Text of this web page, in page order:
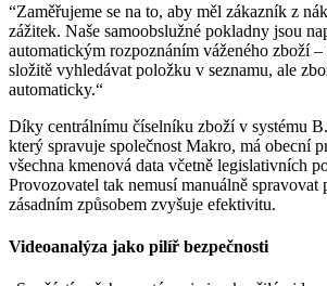
“Zaměřujeme se na to, aby měl zákazník z
zážitek. Naše samoobslužné pokladny jsou
automatickým rozpoznáním váženého zboží
složitě vyhledávat položku v seznamu, ale
automaticky.“
Díky centrálnímu číselníku zboží v systému
který spravuje společnost Makro, má obecní
všechna kmenová data včetně legislativních
Provozovatel tak nemusí manuálně spravovat
zásadním způsobem zvyšuje efektivitu.
Videoanalýza jako pilíř bezpečnosti